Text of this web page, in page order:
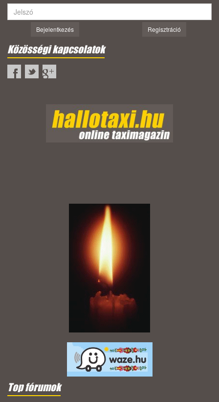
Bejelentkezés Regisztráció
Közösségi kapcsolatok
Top fórumok